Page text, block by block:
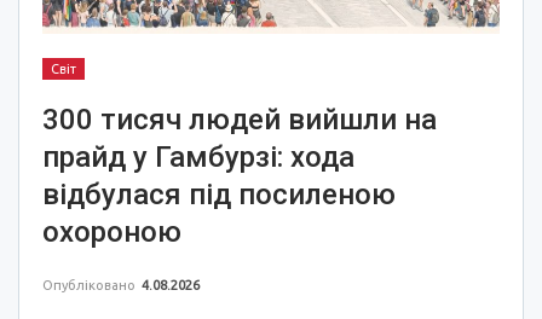
Світ
300 тисяч людей вийшли на
прайд у Гамбурзі: хода
відбулася під посиленою
охороною
Опубліковано 4.08.2026